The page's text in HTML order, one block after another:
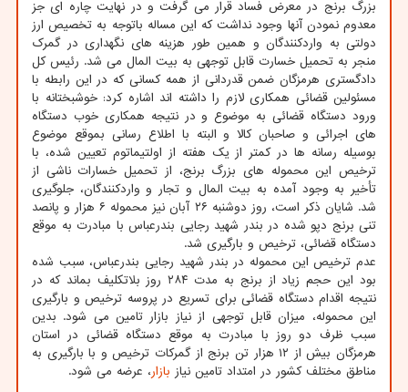
بزرگ برنج در معرض فساد قرار می گرفت و در نهایت چاره ای جز
معدوم نمودن آنها وجود نداشت که این مساله باتوجه به تخصیص ارز
دولتی به واردکنندگان و همین طور هزینه های نگهداری در گمرک
منجر به تحمیل خسارت قابل توجهی به بیت المال می شد. رئیس کل
دادگستری هرمزگان ضمن قدردانی از همه کسانی که در این رابطه با
مسئولین قضائی همکاری لازم را داشته اند اشاره کرد: خوشبختانه با
ورود دستگاه قضائی به موضوع و در نتیجه همکاری خوب دستگاه
های اجرائی و صاحبان کالا و البته با اطلاع رسانی بموقع موضوع
بوسیله رسانه ها در کمتر از یک هفته از اولتیماتوم تعیین شده، با
ترخیص این محموله های بزرگ برنج، از تحمیل خسارات ناشی از
تأخیر به وجود آمده به بیت المال و تجار و واردکنندگان، جلوگیری
شد. شایان ذکر است، روز دوشنبه ۲۶ آبان نیز محموله ۶ هزار و پانصد
تنی برنج دپو شده در بندر شهید رجایی بندرعباس با مبادرت به موقع
دستگاه قضائی، ترخیص و بارگیری شد.
عدم ترخیص این محموله در بندر شهید رجایی بندرعباس، سبب شده
بود این حجم زیاد از برنج به مدت ۲۸۴ روز بلاتکلیف بماند که در
نتیجه اقدام دستگاه قضائی برای تسریع در پروسه ترخیص و بارگیری
این محموله، میزان قابل توجهی از نیاز بازار تامین می شود. بدین
سبب ظرف دو روز با مبادرت به موقع دستگاه قضائی در استان
هرمزگان بیش از ۱۲ هزار تن برنج از گمرکات ترخیص و با بارگیری به
مناطق مختلف کشور در امتداد تامین نیاز بازار، عرضه می شود.